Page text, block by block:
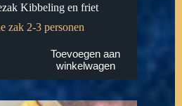
Kibbeling en friet
zak 2-3 personen
Toevoegen aan
winkelwagen